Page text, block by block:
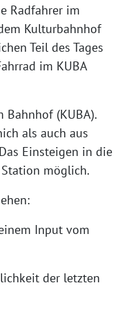
Radfahrer im
Kulturbahnhof
Teil des Tages
im KUBA
(KUBA).
als auch aus
Einsteigen in die
möglich.
Input vom
der letzten